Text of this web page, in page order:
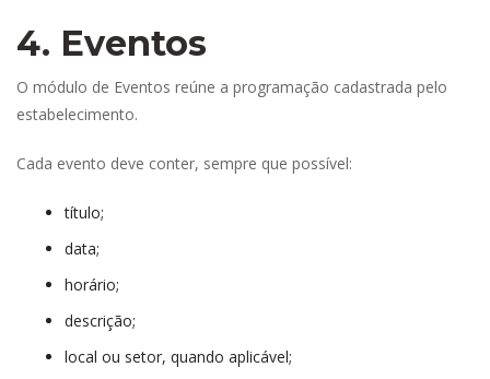
4. Evento
O módulo de Eventos reúne a programação cadastrada pelo
estabelecimento.
Cada evento deve conter, sempre que possível:
título;
data;
horário;
descrição;
local ou setor, quando aplicável;